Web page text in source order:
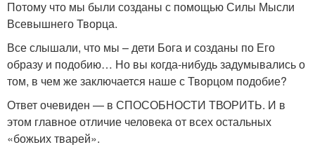
Потому что мы были созданы с помощью Силы Мысли
Всевышнего Творца.
Все слышали, что мы – дети Бога и созданы по Его
образу и подобию… Но вы когда-нибудь задумывались о
том, в чем же заключается наше с Творцом подобие?
Ответ очевиден — в СПОСОБНОСТИ ТВОРИТЬ. И в
этом главное отличие человека от всех остальных
«божьих тварей».